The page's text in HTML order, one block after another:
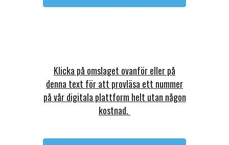
Klicka på omslaget ovanför eller på
denna text för att provläsa ett nummer
på vår digitala plattform helt utan någon
kostnad.